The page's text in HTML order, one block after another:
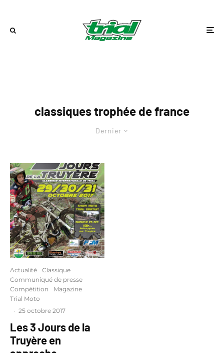
classiques trophée de france
Dernier
Actualité
Classique
Communiqué de presse
Compétition
Magazine
Trial Moto
· 25 octobre 2017
Les 3 Jours de la
Truyère en